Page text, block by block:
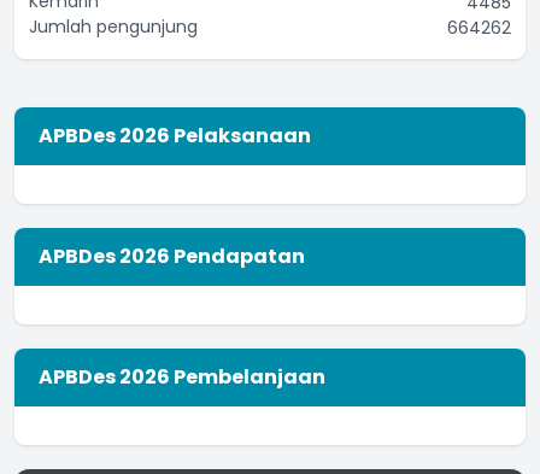
Jumlah pengunjung
664262
APBDes 2026 Pelaksanaan
APBDes 2026 Pendapatan
APBDes 2026 Pembelanjaan